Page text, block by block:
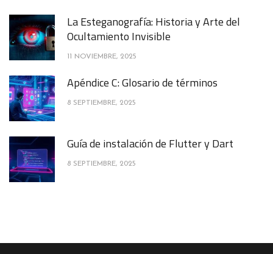
La Esteganografía: Historia y Arte del
Ocultamiento Invisible
11 NOVIEMBRE, 2025
Apéndice C: Glosario de términos
8 SEPTIEMBRE, 2025
Guía de instalación de Flutter y Dart
8 SEPTIEMBRE, 2025